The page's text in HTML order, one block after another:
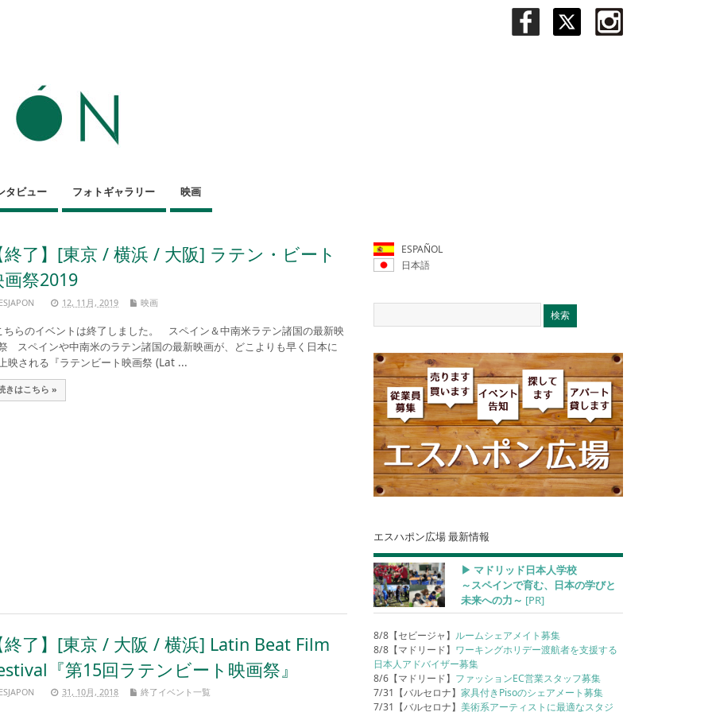
タビュー フォトギャラリー 映画
終了】[東京 / 横浜 / 大阪] ラテン・ビート
画祭2019
12, 11月, 2019 映画
らのイベントは終了しました。 スペイン＆中南米ラテン諸国の最新映
スペインや中南米のラテン諸国の最新映画が、どこよりも早く日本に
映される『ラテンビート映画祭 (Lat ...
きはこちら »
終了】[東京 / 大阪 / 横浜] Latin Beat Film
『第15回ラテンビート映画祭』
31, 10月, 2018 終了イベント一覧
ESPAÑOL
日本語
エスハポン広場 最新情報
▶︎ マドリッド日本人学校
～スペインで育む、日本の学びと
未来への力～ [PR]
8/8【セビージャ】ルームシェアメイト募集
8/8【マドリード】 ワーキングホリデー渡航者を支援する
日本人アドバイザー募集
8/6【マドリード】 ファッションEC営業スタッフ募集
7/31【バルセロナ】家具付きPisoのシェアメート募集
7/31【バルセロナ】美術系アーティストに最適なスタジ